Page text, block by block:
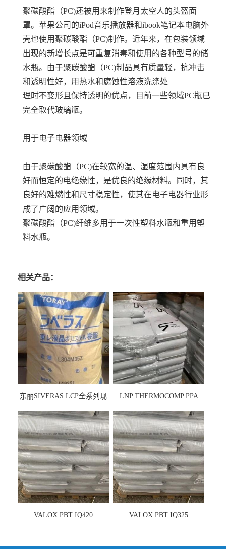
聚碳酸酯（PC)还被用来制作登月太空人的头盔面
罩。苹果公司的iPod音乐播放器和ibook笔记本电脑外
壳也使用聚碳酸酯（PC)制作。近年来，在包装领域
出现的新增长点是可重复消毒和使用的各种型号的储
水瓶。由于聚碳酸酯（PC)制品具有质量轻，抗冲击
和透明性好，用热水和腐蚀性溶液洗涤处
理时不变形且保持透明的优点，目前一些领域PC瓶已
完全取代玻璃瓶。
用于电子电器领域
由于聚碳酸酯（PC)在较宽的温、湿度范围内具有良
好而恒定的电绝缘性，是优良的绝缘材料。同时，其
良好的难燃性和尺寸稳定性，使其在电子电器行业形
成了广阔的应用领域。
聚碳酸酯（PC)纤维多用于一次性塑料水瓶和重用塑
料水瓶。
相关产品：
东丽SIVERAS LCP全系列现
LNP THERMOCOMP PPA
VALOX PBT IQ420 VALOX PBT IQ325